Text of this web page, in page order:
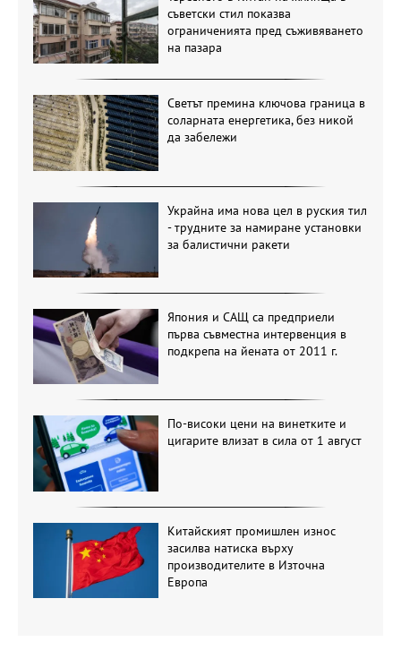
съветски стил показва
ограниченията пред съживяването
на пазара
Светът премина ключова граница в
соларната енергетика, без никой
да забележи
Украйна има нова цел в руския тил
- трудните за намиране установки
за балистични ракети
Япония и САЩ са предприели
първа съвместна интервенция в
подкрепа на йената от 2011 г.
По-високи цени на винетките и
цигарите влизат в сила от 1 август
Китайският промишлен износ
засилва натиска върху
производителите в Източна
Европа